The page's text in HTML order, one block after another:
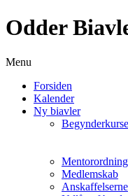
Odder
Menu
Forsiden
Kalender
Ny biavler
Medlemskab
Anskaffelserne